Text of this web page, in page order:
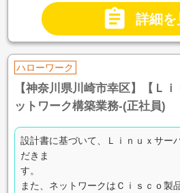
 詳細を
ハローワーク
【神奈川県川崎市幸区】【Ｌ
ットワーク構築業務-(正社員)
設計書に基づいて、Ｌｉｎｕｘサー
だきま
す。
また、ネットワークはＣｉｓｃｏ製